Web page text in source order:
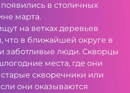
в столичных
марта.
на ветках деревьев
что в ближайшей округе в
заботливые люди. Скворцы
места, где они
старые скворечники или
они оказываются